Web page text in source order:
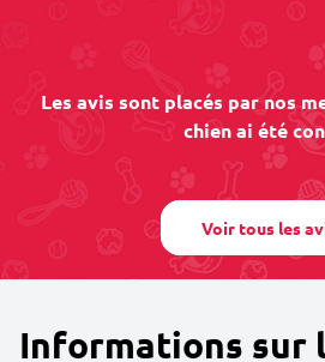
Les avis sont placés par nos
chien ai été
Voir tous les
Informations sur